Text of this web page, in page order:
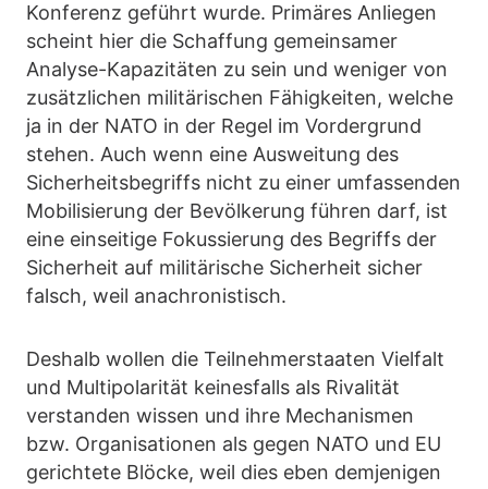
Konferenz geführt wurde. Primäres Anliegen
scheint hier die Schaffung gemeinsamer
Analyse-Kapazitäten zu sein und weniger von
zusätzlichen militärischen Fähigkeiten, welche
ja in der NATO in der Regel im Vordergrund
stehen. Auch wenn eine Ausweitung des
Sicherheitsbegriffs nicht zu einer umfassenden
Mobilisierung der Bevölkerung führen darf, ist
eine einseitige Fokussierung des Begriffs der
Sicherheit auf militärische Sicherheit sicher
falsch, weil anachronistisch.
Deshalb wollen die Teilnehmerstaaten Vielfalt
und Multipolarität keinesfalls als Rivalität
verstanden wissen und ihre Mechanismen
bzw. Organisationen als gegen NATO und EU
gerichtete Blöcke, weil dies eben demjenigen